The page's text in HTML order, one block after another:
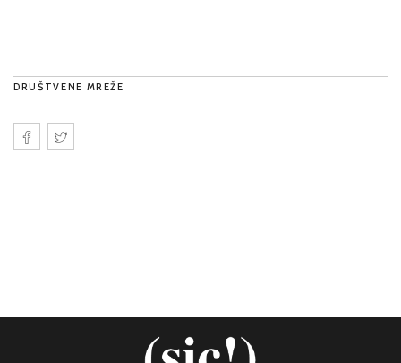
DRUŠTVENE MREŽE